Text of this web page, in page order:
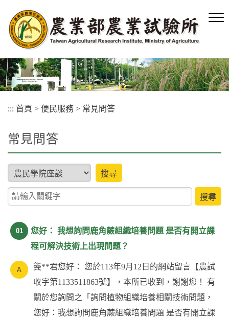
容
區
塊
::: 首頁 > 便民服務 > 常見問答
常見問答
type 搜尋
關鍵字查詢
01
您好： 我想詢問鹿角蕨組織培養問題 是否有開立課
程可解決技術上出現問題？
龔**君您好： 您於113年9月12日的網站留言【農試
收字第1133511863號】，本所已收到，謝謝您！ 有
關於您詢問之「詢問植物組織培養相關技術問題，
您好：我想詢問鹿角蕨組織培養問題 是否有開立課